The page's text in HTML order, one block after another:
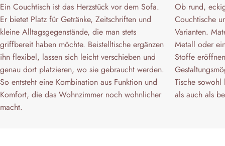
Ein Couchtisch ist das Herzstück vor dem Sofa.
Er bietet Platz für Getränke, Zeitschriften und
kleine Alltagsgegenstände, die man stets
griffbereit haben möchte. Beistelltische ergänzen
ihn flexibel, lassen sich leicht verschieben und
genau dort platzieren, wo sie gebraucht werden.
So entsteht eine Kombination aus Funktion und
Komfort, die das Wohnzimmer noch wohnlicher
macht.
Ob rund,
Couchtische
Varianten.
Metall oder
Stoffe
Tische
als auch als